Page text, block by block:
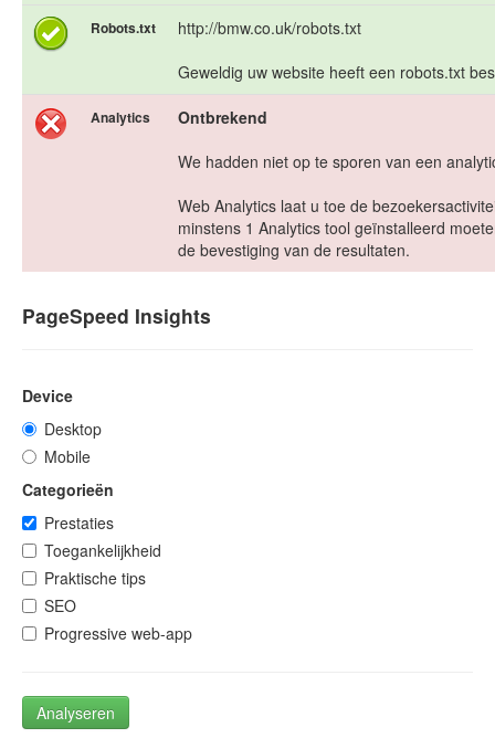
Robots.txt
http://bmw.co.uk/robots.txt
Geweldig uw website heeft een robots.txt
Analytics
Ontbrekend
We hadden niet op te sporen van een
Web Analytics laat u toe de
minstens 1 Analytics tool geïnstalleerd
de bevestiging van de resultaten.
PageSpeed Insights
Device
Desktop
Mobile
Categorieën
Prestaties
Toegankelijkheid
Praktische tips
SEO
Progressive web-app
Analyseren